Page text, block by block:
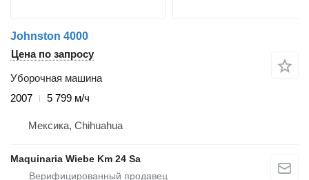
Johnston 4000
Цена по запросу
Уборочная машина
2007
5 799 м/ч
Мексика, Chihuahua
Maquinaria Wiebe Km 24 Sa